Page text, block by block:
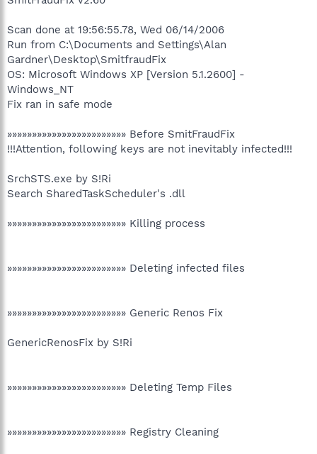
Scan done at 19:56:55.78, Wed 06/14/2006
Run from C:\Documents and Settings\Alan
Gardner\Desktop\SmitfraudFix
OS: Microsoft Windows XP [Version 5.1.2600] -
Windows_NT
Fix ran in safe mode
»»»»»»»»»»»»»»»»»»»»»»»» Before SmitFraudFix
!!!Attention, following keys are not inevitably infected!!!
SrchSTS.exe by S!Ri
Search SharedTaskScheduler's .dll
»»»»»»»»»»»»»»»»»»»»»»»» Killing process
»»»»»»»»»»»»»»»»»»»»»»»» Deleting infected files
»»»»»»»»»»»»»»»»»»»»»»»» Generic Renos Fix
GenericRenosFix by S!Ri
»»»»»»»»»»»»»»»»»»»»»»»» Deleting Temp Files
»»»»»»»»»»»»»»»»»»»»»»»» Registry Cleaning